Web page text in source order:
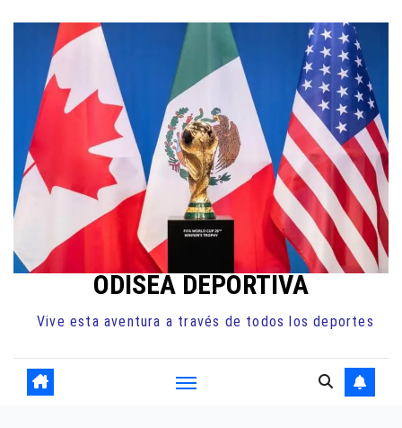
contenido
ODISEA DEPORTIVA
Vive esta aventura a través de todos los deportes